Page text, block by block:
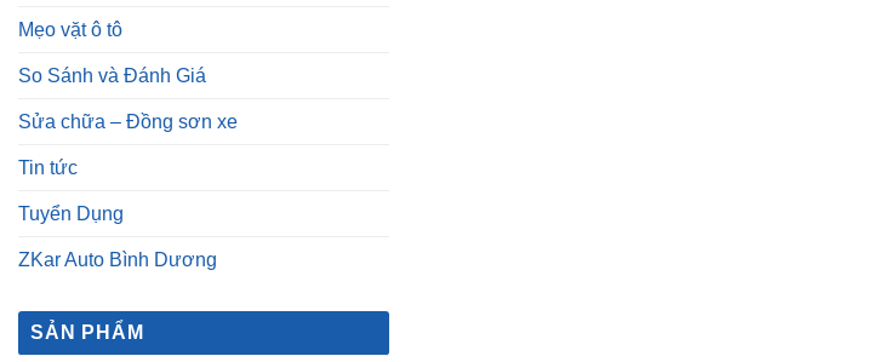
Mẹo vặt ô tô
So Sánh và Đánh Giá
Sửa chữa – Đồng sơn xe
Tin tức
Tuyển Dụng
ZKar Auto Bình Dương
SẢN PHẨM